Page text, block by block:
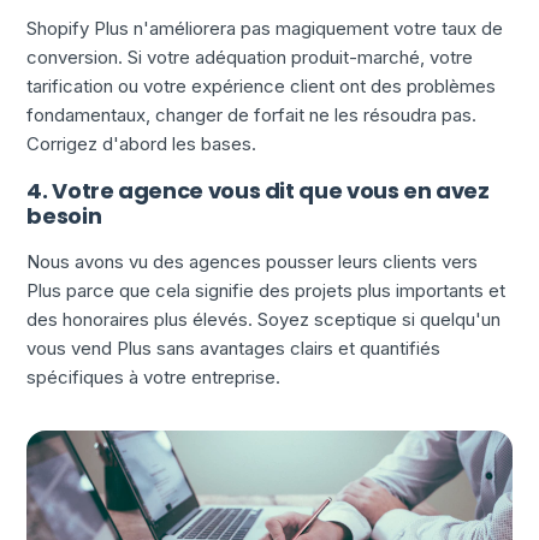
Shopify Plus n'améliorera pas magiquement votre taux de
conversion. Si votre adéquation produit-marché, votre
tarification ou votre expérience client ont des problèmes
fondamentaux, changer de forfait ne les résoudra pas.
Corrigez d'abord les bases.
4. Votre agence vous dit que vous en avez
besoin
Nous avons vu des agences pousser leurs clients vers
Plus parce que cela signifie des projets plus importants et
des honoraires plus élevés. Soyez sceptique si quelqu'un
vous vend Plus sans avantages clairs et quantifiés
spécifiques à votre entreprise.